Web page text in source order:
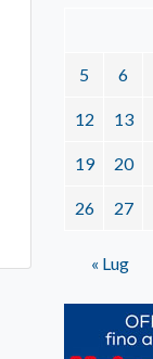
5 6
12 13
19 20
26 27
« Lug